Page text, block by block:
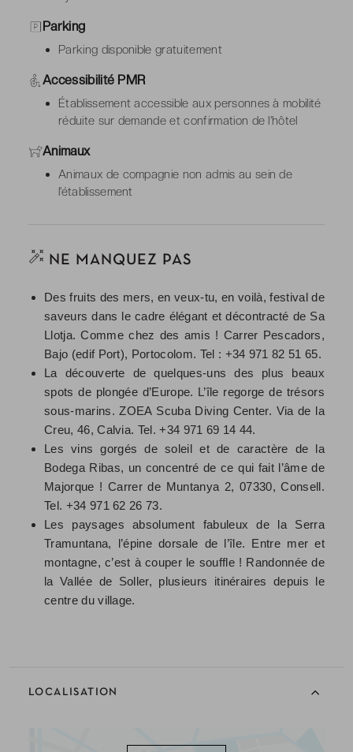
Parking
Parking disponible gratuitement
Accessibilité PMR
Établissement accessible aux personnes à mobilité
réduite sur demande et confirmation de l’hôtel
Animaux
Animaux de compagnie non admis au sein de
l’établissement
NE MANQUEZ PAS
Des fruits des mers, en veux-tu, en voilà, festival de
saveurs dans le cadre élégant et décontracté de Sa
Llotja. Comme chez des amis ! Carrer Pescadors,
Bajo (edif Port), Portocolom. Tel : +34 971 82 51 65.
La découverte de quelques-uns des plus beaux
spots de plongée d’Europe. L’île regorge de trésors
sous-marins. ZOEA Scuba Diving Center. Via de la
Creu, 46, Calvia. Tel. +34 971 69 14 44.
Les vins gorgés de soleil et de caractère de la
Bodega Ribas, un concentré de ce qui fait l’âme de
Majorque ! Carrer de Muntanya 2, 07330, Consell.
Tel. +34 971 62 26 73.
Les paysages absolument fabuleux de la Serra
Tramuntana, l’épine dorsale de l’île. Entre mer et
montagne, c’est à couper le souffle ! Randonnée de
la Vallée de Soller, plusieurs itinéraires depuis le
centre du village.
LOCALISATION